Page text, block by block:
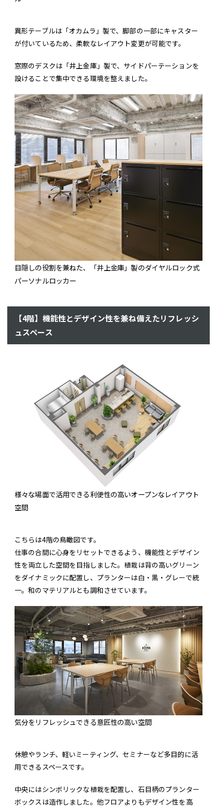
異形テーブルは「オカムラ」製で、脚部の一部にキャスター
が付いているため、柔軟なレイアウト変更が可能です。
窓際のデスクは「井上金庫」製で、サイドパーテーションを
設けることで集中できる環境を整えました。
目隠しの役割を兼ねた、「井上金庫」製のダイヤルロック式
パーソナルロッカー
【4階】機能性とデザイン性を兼ね備えたリフレッシ
ュスペース
様々な場面で活用できる利便性の高いオープンなレイアウト
空間
こちらは4階の鳥瞰図です。
仕事の合間に心身をリセットできるよう、機能性とデザイン
性を両立した空間を目指しました。植栽は背の高いグリーン
をダイナミックに配置し、プランターは白・黒・グレーで統
一。和のマテリアルとも調和させています。
気分をリフレッシュできる意匠性の高い空間
休憩やランチ、軽いミーティング、セミナーなど多目的に活
用できるスペースです。
中央にはシンボリックな植栽を配置し、石目柄のプランター
ボックスは造作しました。他フロアよりもデザイン性を高